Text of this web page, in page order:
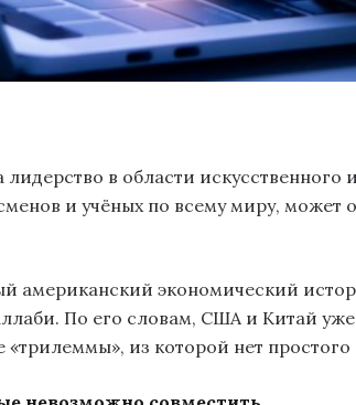
лидерство в области искусственного
и учёных по всему миру, может
американский экономический
По его словам, США и Китай
«трилеммы», из которой нет простого